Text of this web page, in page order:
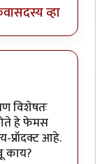
सदस्य व्हा
विशेषतः
हे फेमस
प्रॉदक्ट आहे.
काय?